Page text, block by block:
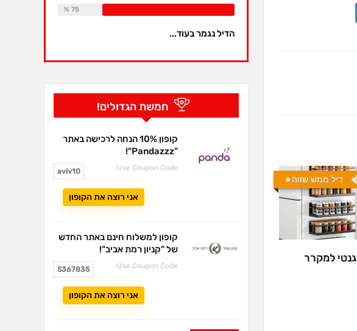
דיל ממש שווה
למקרר
Available:
75 %
הדיל נגמר בעוד...
חמשת הגדולים!
קופון 10% הנחה לרכישה באתר
"Pandazzz"!
Use Coupon Code:
aviv10
אני רוצה את הקופון
קופון למשלוח חינם באתר החדש
של "קניון רמת אביב"!
Use Coupon Code:
5367835
אני רוצה את הקופון